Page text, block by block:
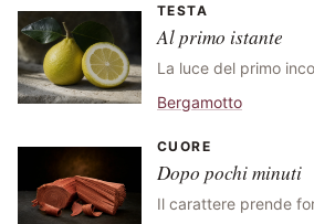
TESTA
Al primo istante
La luce del primo
Bergamotto
CUORE
Dopo pochi minuti
Il carattere prende